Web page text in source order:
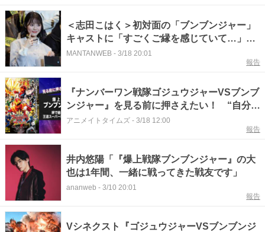
＜志田こはく＞初対面の「ブンブンジャー」
キャストに「すごくご縁を感じていて…」
ドンブラ“伝説回”絡めたコメントに会場爆笑
MANTANWEB - 3/18 20:01
報告
『ナンバーワン戦隊ゴジュウジャーVSブンブ
ンジャー』を見る前に押さえたい！ “自分の
ハンドルは自分で握る”――絆で結ばれた王道
スーパー戦隊『爆上戦隊ブンブンジャー』を
アニメイトタイムズ - 3/18 12:00
報告
井内悠陽「『爆上戦隊ブンブンジャー』の大
也は1年間、一緒に戦ってきた戦友です」
ananweb - 3/10 20:01
報告
Vシネクスト『ゴジュウジャーVSブンブンジ